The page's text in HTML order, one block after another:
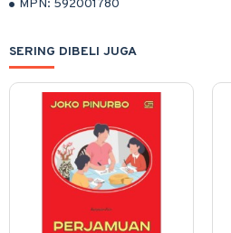
MPN: 592001780
SERING DIBELI JUGA